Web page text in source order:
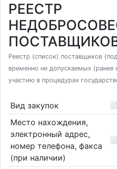
РЕЕСТР
Реестр (список) поставщиков
временно не допускаемых (ранее
участию в процедурах
Вид закупок
Место нахождения,
электронный адрес,
номер телефона, факса
(при наличии)